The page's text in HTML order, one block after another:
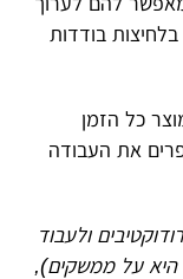
בודדות
כל הזמן
את העבודה
ולעבוד
היא על ממשקים),